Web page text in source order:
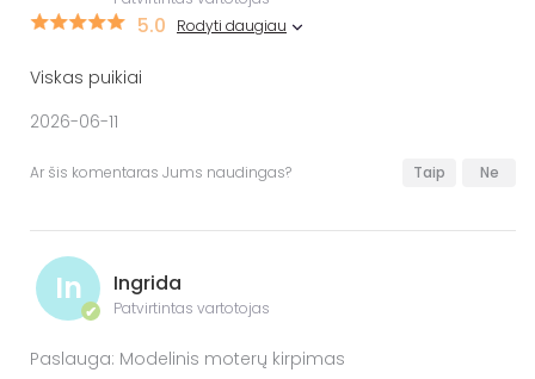
5.0 Rodyti daugiau
Viskas puikiai
2026-06-11
Ar šis komentaras Jums naudingas? Taip Ne
In
✔
Ingrida
Patvirtintas vartotojas
Paslauga: Modelinis moterų kirpimas